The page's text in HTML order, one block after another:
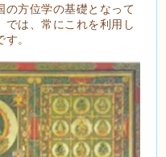
の方位学の基礎となって
では、常にこれを利用し
。